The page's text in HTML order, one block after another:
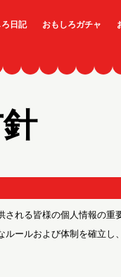
日記 おもしろガチャ
れる皆様の個人情報の重
ールおよび体制を確立し